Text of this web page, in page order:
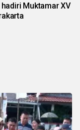
Muktamar XV